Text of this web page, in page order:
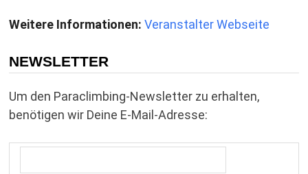
Weitere Informationen: Veranstalter Webseite
NEWSLETTER
Um den Paraclimbing-Newsletter zu erhalten,
benötigen wir Deine E-Mail-Adresse: